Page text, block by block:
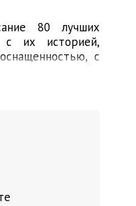
80 лучших
с их историей,
с
горных лыж и
помощью этого